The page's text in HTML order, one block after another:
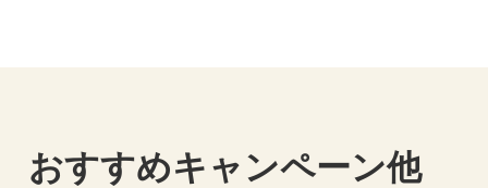
おすすめキャンペーン他